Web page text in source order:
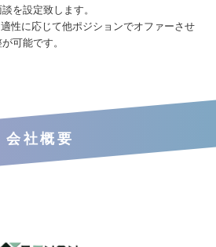
を設定致します。
性に応じて他ポジションでオファーさせ
可能です。
会社概要